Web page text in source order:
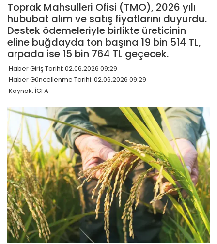
Toprak Mahsulleri Ofisi (TMO), 2026 yılı
hububat alım ve satış fiyatlarını duyurdu.
Destek ödemeleriyle birlikte üreticinin
eline buğdayda ton başına 19 bin 514 TL,
arpada ise 15 bin 764 TL geçecek.
Haber Giriş Tarihi: 02.06.2026 09:29
Haber Güncellenme Tarihi: 02.06.2026 09:29
Kaynak: İGFA